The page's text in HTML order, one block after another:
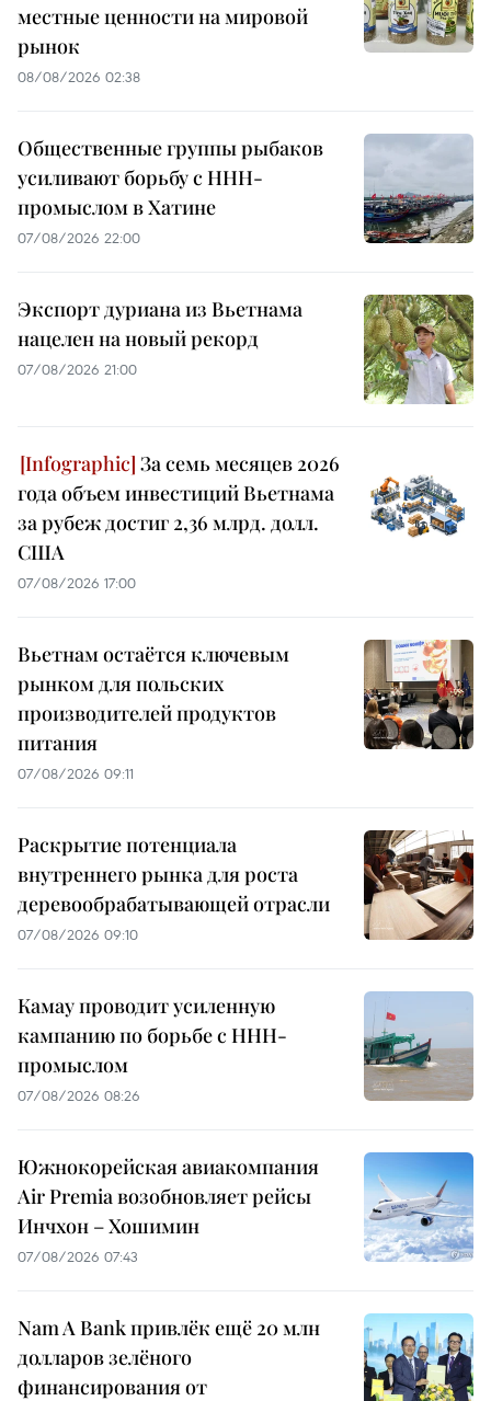
местные ценности на мировой
рынок
08/08/2026 02:38
Общественные группы рыбаков
усиливают борьбу с ННН-
промыслом в Хатине
07/08/2026 22:00
Экспорт дуриана из Вьетнама
нацелен на новый рекорд
07/08/2026 21:00
За семь месяцев 2026
года объем инвестиций Вьетнама
за рубеж достиг 2,36 млрд. долл.
США
07/08/2026 17:00
Вьетнам остаётся ключевым
рынком для польских
производителей продуктов
питания
07/08/2026 09:11
Раскрытие потенциала
внутреннего рынка для роста
деревообрабатывающей отрасли
07/08/2026 09:10
Камау проводит усиленную
кампанию по борьбе с ННН-
промыслом
07/08/2026 08:26
Южнокорейская авиакомпания
Air Premia возобновляет рейсы
Инчхон – Хошимин
07/08/2026 07:43
Nam A Bank привлёк ещё 20 млн
долларов зелёного
финансирования от